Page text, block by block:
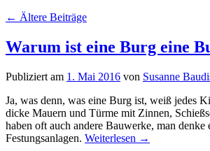
← Ältere Beiträge
Warum ist eine Burg eine
Publiziert am 1. Mai 2016 von Susanne
Ja, was denn, was eine Burg ist, weiß jedes
dicke Mauern und Türme mit Zinnen,
haben oft auch andere Bauwerke, man denke
Festungsanlagen. Weiterlesen →